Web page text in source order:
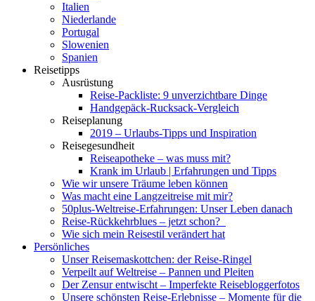
Italien
Niederlande
Portugal
Slowenien
Spanien
Reisetipps
Ausrüstung
Reise-Packliste: 9 unverzichtbare Dinge
Handgepäck-Rucksack-Vergleich
Reiseplanung
2019 – Urlaubs-Tipps und Inspiration
Reisegesundheit
Reiseapotheke – was muss mit?
Krank im Urlaub | Erfahrungen und Tipps
Wie wir unsere Träume leben können
Was macht eine Langzeitreise mit mir?
50plus-Weltreise-Erfahrungen: Unser Leben danach
Reise-Rückkehrblues – jetzt schon?
Wie sich mein Reisestil verändert hat
Persönliches
Unser Reisemaskottchen: der Reise-Ringel
Verpeilt auf Weltreise – Pannen und Pleiten
Der Zensur entwischt – Imperfekte Reisebloggerfotos
Unsere schönsten Reise-Erlebnisse – Momente für die